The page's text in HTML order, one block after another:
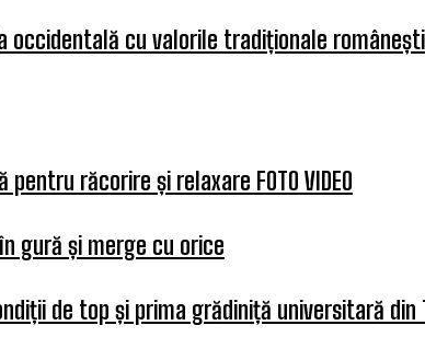
cu valorile tradiționale românești
răcorire și relaxare FOTO VIDEO
gură și merge cu orice
de top și prima grădiniță universitară din